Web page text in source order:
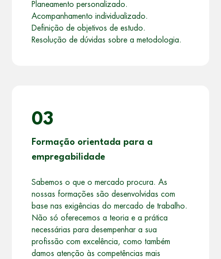
Planeamento personalizado.
Acompanhamento individualizado.
Definição de objetivos de estudo.
Resolução de dúvidas sobre a metodologia.
03
Formação orientada para a
empregabilidade
Sabemos o que o mercado procura. As
nossas formações são desenvolvidas com
base nas exigências do mercado de trabalho.
Não só oferecemos a teoria e a prática
necessárias para desempenhar a sua
profissão com excelência, como também
damos atenção às competências mais